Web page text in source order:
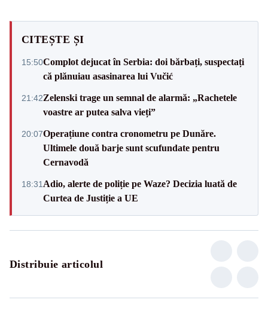
CITEȘTE ȘI
15:50Complot dejucat în Serbia: doi bărbați, suspectați
că plănuiau asasinarea lui Vučić
21:42Zelenski trage un semnal de alarmă: „Rachetele
voastre ar putea salva vieți”
20:07Operațiune contra cronometru pe Dunăre.
Ultimele două barje sunt scufundate pentru
Cernavodă
18:31 Adio, alerte de poliție pe Waze? Decizia luată de
Curtea de Justiție a UE
Distribuie articolul